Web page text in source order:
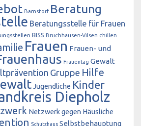
Barnstorf Beratung
Beratungsstelle für Frauen
BISS Bruchhausen-Vilsen chillen
Frauen Frauen- und
Frauentag Gewalt
Gruppe Hilfe
Jugendliche Kinder
Diepholz
Netzwerk gegen Häusliche
Schutzhaus Selbstbehauptung